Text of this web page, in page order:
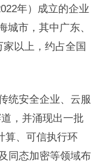
年）成立的企业
城市，其中广东、
以上，约占全国
安全企业、云服
，并涌现出一批
算、可信执行环
同态加密等领域布